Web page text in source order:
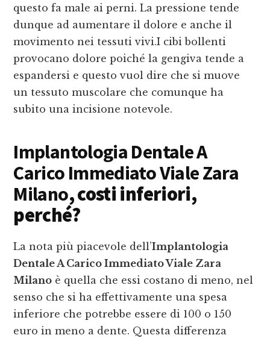
questo fa male ai perni. La pressione tende
dunque ad aumentare il dolore e anche il
movimento nei tessuti vivi.I cibi bollenti
provocano dolore poiché la gengiva tende a
espandersi e questo vuol dire che si muove
un tessuto muscolare che comunque ha
subito una incisione notevole.
Implantologia Dentale A
Carico Immediato Viale Zara
Milano, costi inferiori,
perché?
La nota più piacevole dell’Implantologia
Dentale A Carico Immediato Viale Zara
Milano è quella che essi costano di meno, nel
senso che si ha effettivamente una spesa
inferiore che potrebbe essere di 100 o 150
euro in meno a dente. Questa differenza